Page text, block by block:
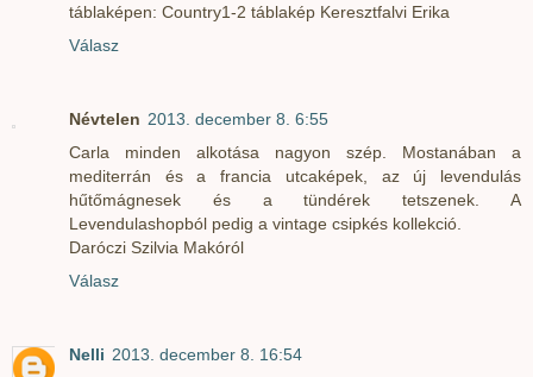
táblaképen: Country1-2 táblakép Keresztfalvi Erika
Válasz
Névtelen 2013. december 8. 6:55
Carla minden alkotása nagyon szép. Mostanában a
mediterrán és a francia utcaképek, az új levendulás
hűtőmágnesek és a tündérek tetszenek. A
Levendulashopból pedig a vintage csipkés kollekció.
Daróczi Szilvia Makóról
Válasz
Nelli 2013. december 8. 16:54